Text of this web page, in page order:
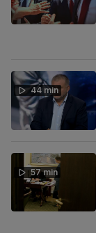
44 min
57 min